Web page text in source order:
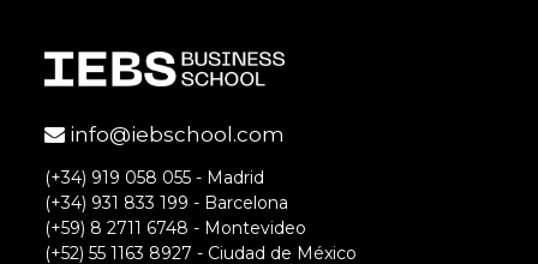
info@iebschool.com
(+34) 919 058 055 - Madrid
(+34) 931 833 199 - Barcelona
(+59) 8 2711 6748 - Montevideo
(+52) 55 1163 8927 - Ciudad de México